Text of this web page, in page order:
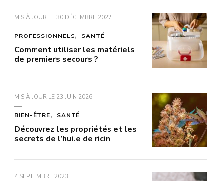
MIS À JOUR LE 30 DÉCEMBRE 2022
PROFESSIONNELS SANTÉ
Comment utiliser les matériels
de premiers secours ?
MIS À JOUR LE 23 JUIN 2026
BIEN-ÊTRE SANTÉ
Découvrez les propriétés et les
secrets de l’huile de ricin
4 SEPTEMBRE 2023